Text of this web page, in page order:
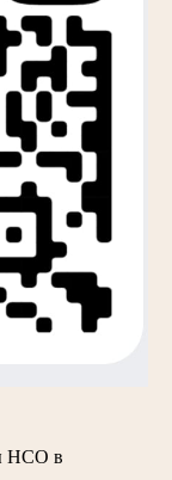
НСО в